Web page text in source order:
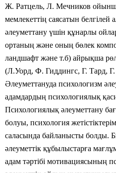
Ж. Ратцель, Л. Мечников
мемлекеттің саясатын белгілей
әлеуметтану үшін құнарлы
ортаның және оның бөлек
ландшафт және т.б) айрықша
(Л.Уорд, Ф. Гиддингс, Г. Тард,
Әлеуметтануда психологизм
адамдардың психологиялық
Психологиялық әлеуметтану
болуы, психология
саласында байланысты болды.
әлеуметтік құбылыстарға
адам тәртібі мотивациясының